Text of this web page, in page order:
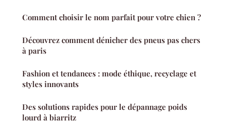
Comment choisir le nom parfait pour votre chien ?
Découvrez comment dénicher des pneus pas chers
à paris
Fashion et tendances : mode éthique, recyclage et
styles innovants
Des solutions rapides pour le dépannage poids
lourd à biarritz